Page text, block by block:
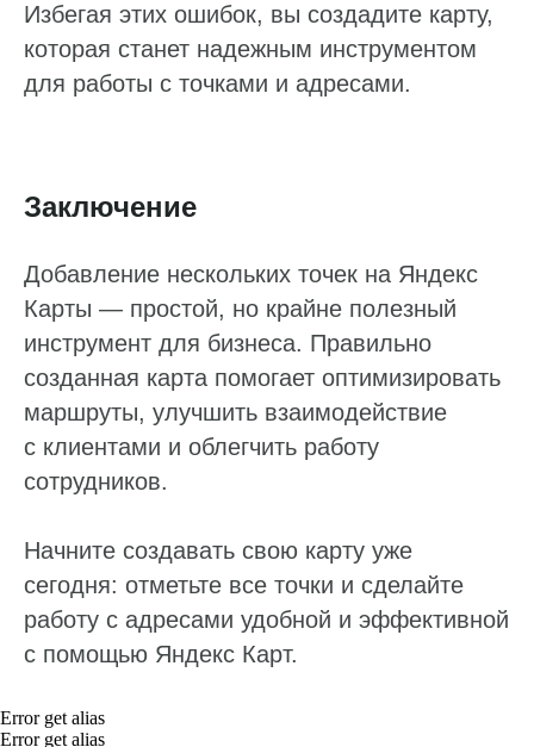
Избегая этих ошибок, вы создадите карту,
которая станет надежным инструментом
для работы с точками и адресами.
Заключение
Добавление нескольких точек на Яндекс
Карты — простой, но крайне полезный
инструмент для бизнеса. Правильно
созданная карта помогает оптимизировать
маршруты, улучшить взаимодействие
с клиентами и облегчить работу
сотрудников.
Начните создавать свою карту уже
сегодня: отметьте все точки и сделайте
работу с адресами удобной и эффективной
с помощью Яндекс Карт.
Error get alias
Error get alias
Работа с отзывами
Сервис сбора отзывов
и автоответы
Сообщения
Статистика по отзывам
Суммаризация отзывов
Интеграции
О компании
Сотрудничество
Активатор отзывов
QR-коды и email-рассылки